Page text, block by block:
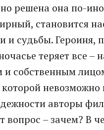
но решена она по-
становится
и судьбы. Героиня,
теряет все –
собственным
авторы
вопрос – зачем? В